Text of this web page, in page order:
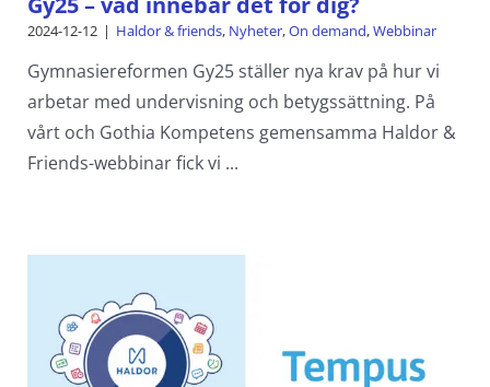
2024-12-12 | Haldor & friends, Nyheter,On demand,Webbinar
Gymnasiereformen Gy25 ställer nya krav på hur vi
arbetar med undervisning och betygssättning. På
vårt och Gothia Kompetens gemensamma Haldor &
Friends-webbinar fick vi ...